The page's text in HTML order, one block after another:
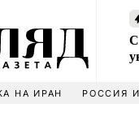
НА ИРАН РОССИЯ